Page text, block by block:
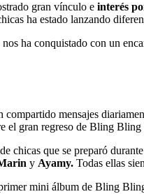
gran vínculo e interés
ha estado lanzando
nos ha conquistado con un
compartido mensajes
el gran regreso de Bling
chicas que se preparó
y Ayamy. Todas ellas
mini álbum de Bling